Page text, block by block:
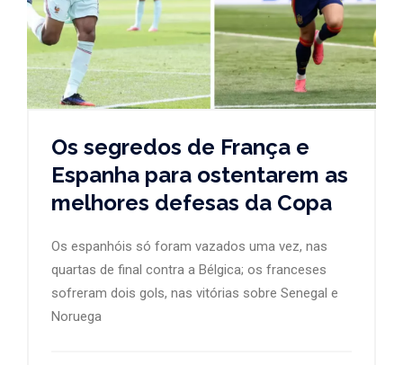
Os segredos de França e
Espanha para ostentarem as
melhores defesas da Copa
Os espanhóis só foram vazados uma vez, nas
quartas de final contra a Bélgica; os franceses
sofreram dois gols, nas vitórias sobre Senegal e
Noruega